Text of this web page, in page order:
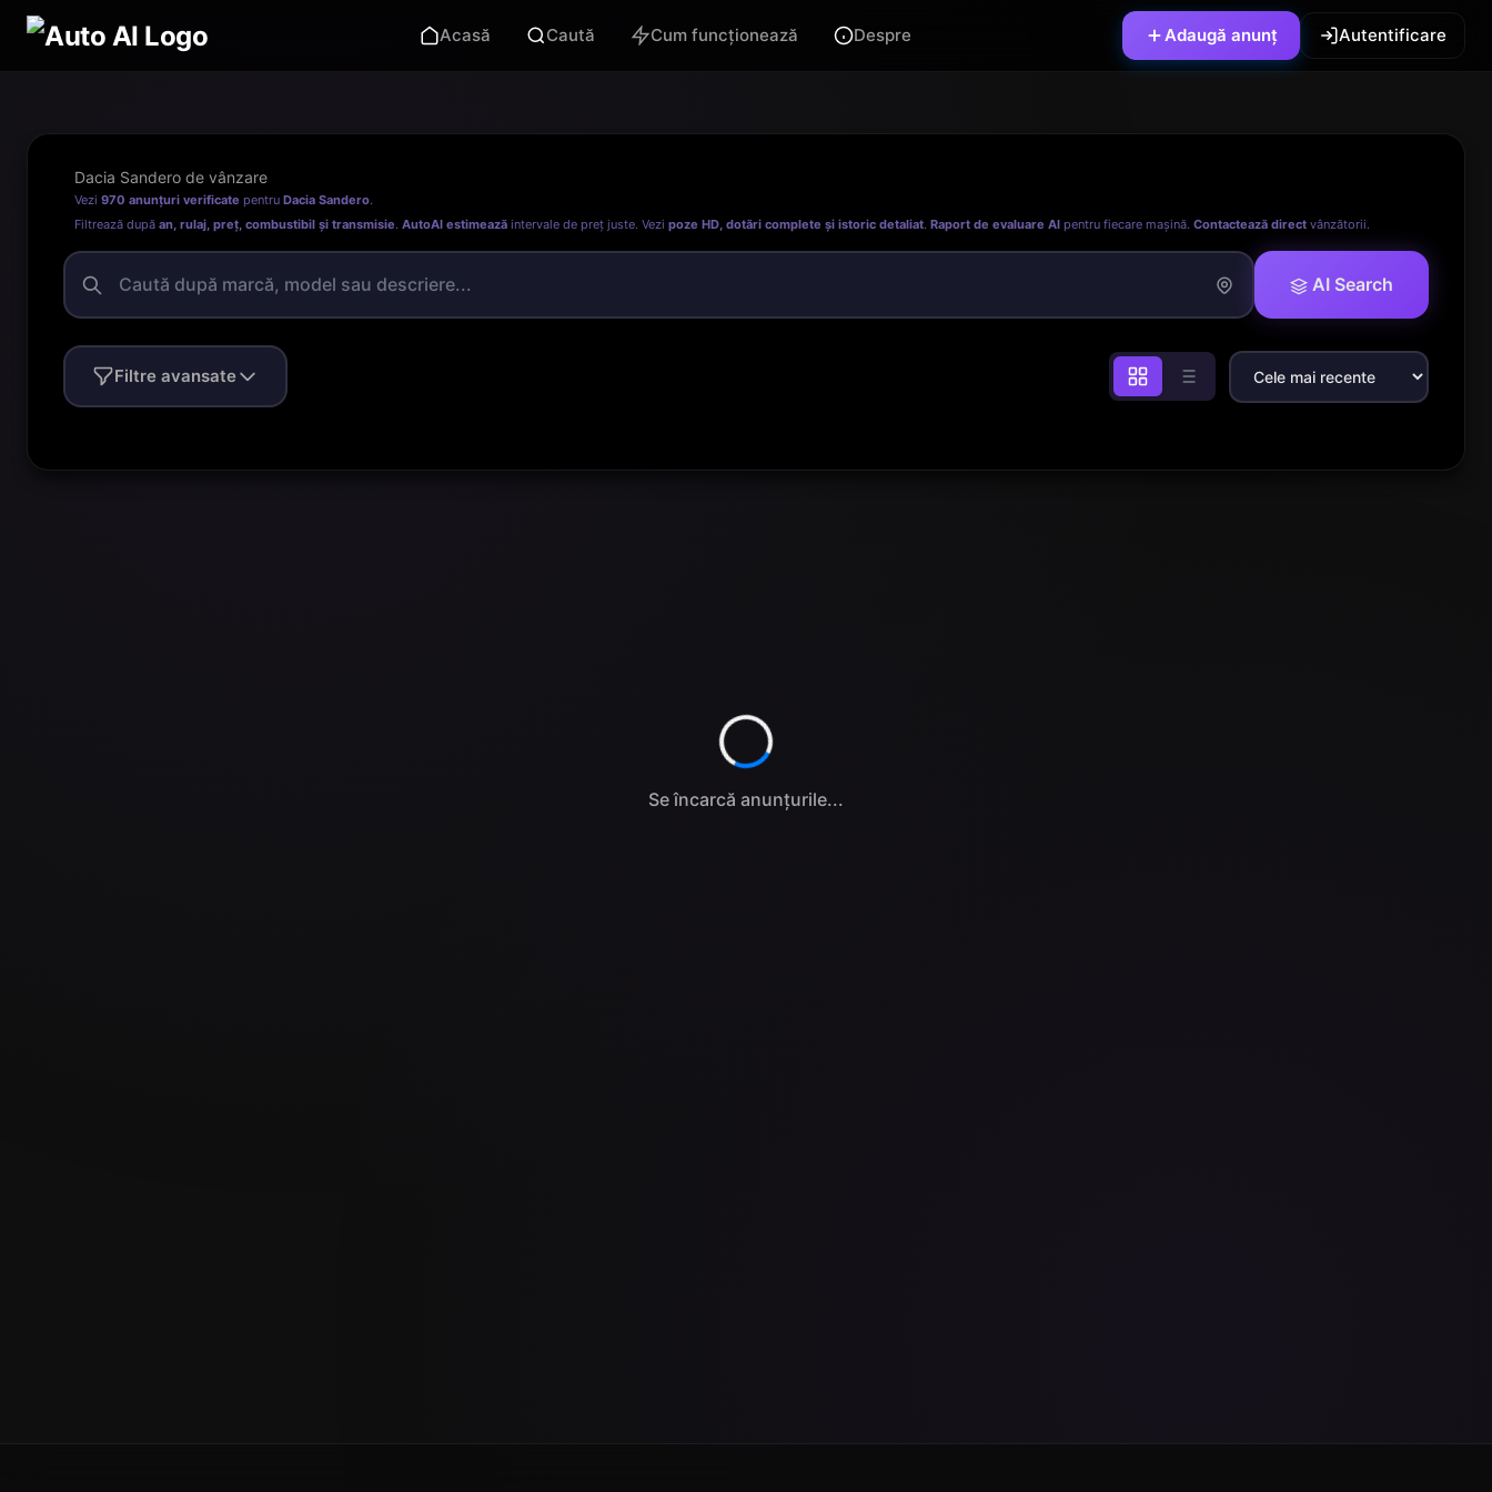
Acasă Caută Cum funcționează Despre Adaugă anunț Autentificare
Dacia Sandero de vânzare
Vezi 970 anunțuri verificate pentru Dacia Sandero.
Filtrează după an, rulaj, preț, combustibil și transmisie. AutoAI estimează intervale de preț juste. Vezi poze HD, dotări complete și istoric detaliat. Raport de evaluare AI pentru fiecare mașină. Contactează direct vânzătorii.
AI Search
Filtre avansate
Se încarcă anunțurile...